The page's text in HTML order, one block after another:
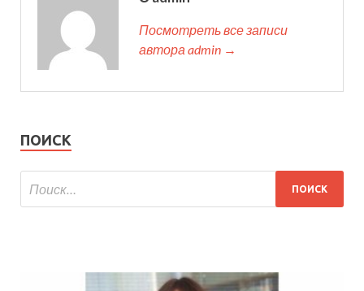
Посмотреть все записи
автора admin →
ПОИСК